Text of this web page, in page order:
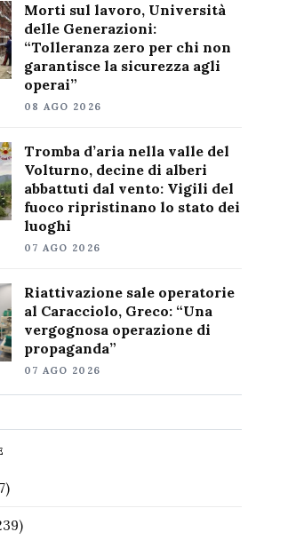
Morti sul lavoro, Università
delle Generazioni:
“Tolleranza zero per chi non
garantisce la sicurezza agli
operai”
08 AGO 2026
Tromba d’aria nella valle del
Volturno, decine di alberi
abbattuti dal vento: Vigili del
fuoco ripristinano lo stato dei
luoghi
07 AGO 2026
Riattivazione sale operatorie
al Caracciolo, Greco: “Una
vergognosa operazione di
propaganda”
07 AGO 2026